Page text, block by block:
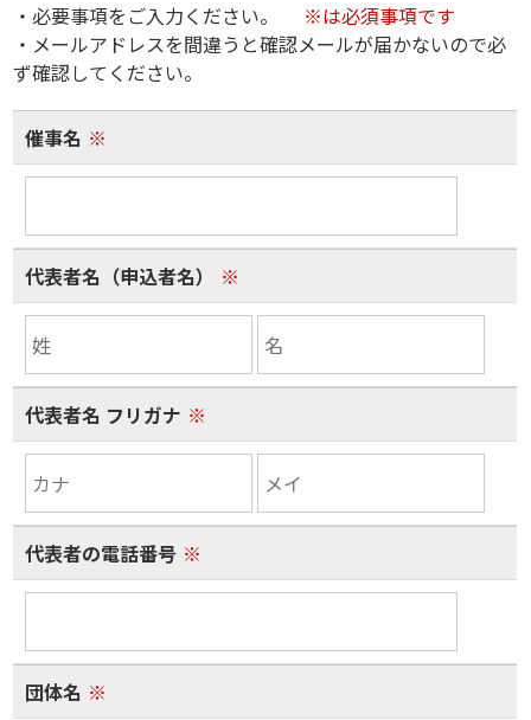
・必要事項をご入力ください。
※は必須事項です
・メールアドレスを間違うと確認メールが届かないので必
ず確認してください。
催事名 ※
代表者名（申込者名） ※
代表者名 フリガナ ※
代表者の電話番号 ※
団体名 ※